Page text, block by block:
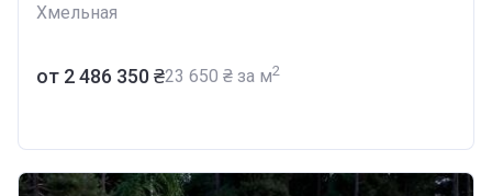
Хмельная
от ‍2 486 350 ₴‍23 650 ₴ за м2